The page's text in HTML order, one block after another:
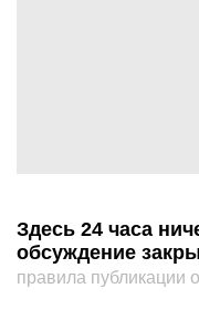
Здесь 24 часа
обсуждение
правила публикации